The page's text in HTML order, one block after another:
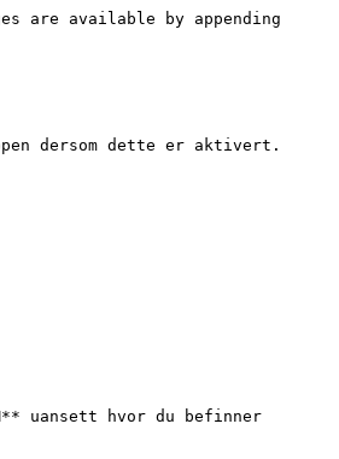
are available by appending
dersom dette er aktivert.
uansett hvor du befinner